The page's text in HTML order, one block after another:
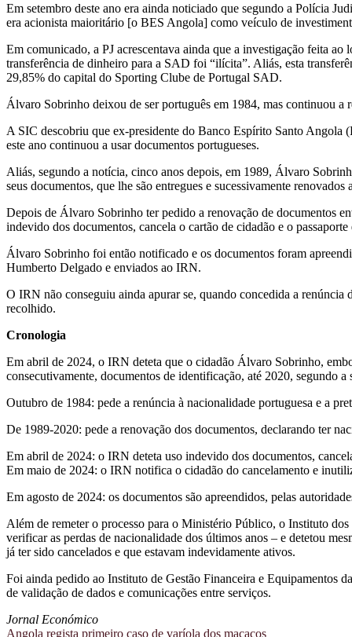
Em setembro deste ano era ainda noticiado que segundo a Polícia
era acionista maioritário [o BES Angola] como veículo de
Em comunicado, a PJ acrescentava ainda que a investigação feita
transferência de dinheiro para a SAD foi “ilícita”. Aliás, esta
29,85% do capital do Sporting Clube de Portugal SAD.
Álvaro Sobrinho deixou de ser português em 1984, mas continuou a
A SIC descobriu que ex-presidente do Banco Espírito Santo Angola
este ano continuou a usar documentos portugueses.
Aliás, segundo a notícia, cinco anos depois, em 1989, Álvaro
seus documentos, que lhe são entregues e sucessivamente renovados
Depois de Álvaro Sobrinho ter pedido a renovação de documentos
indevido dos documentos, cancela o cartão de cidadão e o passaporte
Álvaro Sobrinho foi então notificado e os documentos foram
Humberto Delgado e enviados ao IRN.
O IRN não conseguiu ainda apurar se, quando concedida a
recolhido.
Cronologia
Em abril de 2024, o IRN deteta que o cidadão Álvaro Sobrinho,
consecutivamente, documentos de identificação, até 2020, segundo a
Outubro de 1984: pede a renúncia à nacionalidade portuguesa e a
De 1989-2020: pede a renovação dos documentos, declarando ter
Em abril de 2024: o IRN deteta uso indevido dos documentos,
Em maio de 2024: o IRN notifica o cidadão do cancelamento e
Em agosto de 2024: os documentos são apreendidos, pelas
Além de remeter o processo para o Ministério Público, o Instituto
verificar as perdas de nacionalidade dos últimos anos – e detetou
já ter sido cancelados e que estavam indevidamente ativos.
Foi ainda pedido ao Instituto de Gestão Financeira e Equipamentos
de validação de dados e comunicações entre serviços.
Jornal Económico
Angola regista primeiro caso de varíola dos macacos